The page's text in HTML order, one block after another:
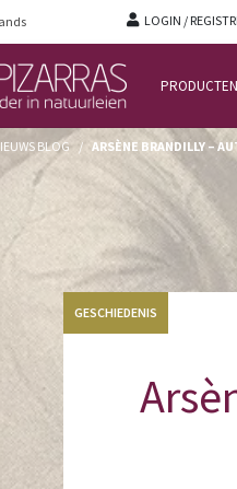
LOGIN /
PRODUCTEN
BLOG / ARSÈNE BRANDILLY –
GESCHIEDENIS